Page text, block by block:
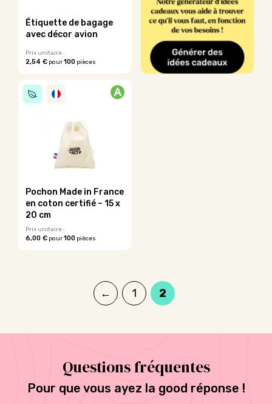
page
du
choisies
sur
page
du
produit
Étiquette de bagage
avec décor avion
Prix unitaire :
2,54 € pour100 pièces
A
Pochon Made in France
en coton certifié – 15 x
20 cm
Prix unitaire :
6,00 € pour100 pièces
page
← 1 2
Questions fréquentes
Pour que vous ayez la good réponse !